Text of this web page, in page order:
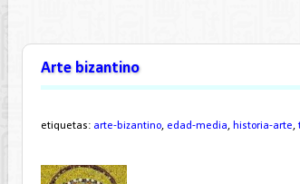
Arte bizantino
etiquetas: arte-bizantino, edad-media, historia-arte,